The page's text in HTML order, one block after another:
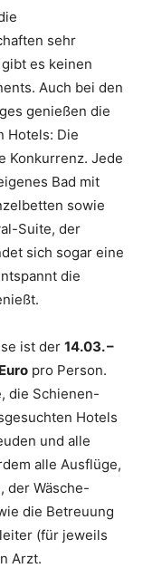
sehr
es keinen
Auch bei den
genießen die
Hotels: Die
Konkurrenz. Jede
Bad mit
sowie
Suite, der
sich sogar eine
die
ist der 14.03. –
pro Person.
die Schienen-
Hotels
und alle
alle Ausflüge,
der Wäsche-
die Betreuung
(für jeweils
Arzt.